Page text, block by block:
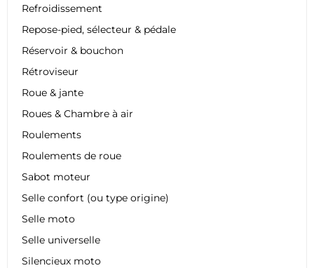
Refroidissement
Repose-pied, sélecteur & pédale
Réservoir & bouchon
Rétroviseur
Roue & jante
Roues & Chambre à air
Roulements
Roulements de roue
Sabot moteur
Selle confort (ou type origine)
Selle moto
Selle universelle
Silencieux moto